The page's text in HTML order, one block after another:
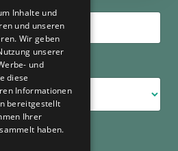
Inhalte und
und unseren
Wir geben
unserer
und
diese
Informationen
bereitgestellt
Ihrer
haben.